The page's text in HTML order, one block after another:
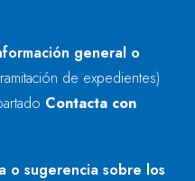
general o
de expedientes)
Contacta con
o sugerencia sobre los